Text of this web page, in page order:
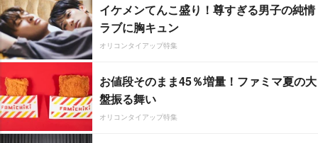
イケメンてんこ盛り！尊すぎる男子の純情
ラブに胸キュン
オリコンタイアップ特集
お値段そのまま45％増量！ファミマ夏の大
盤振る舞い
オリコンタイアップ特集